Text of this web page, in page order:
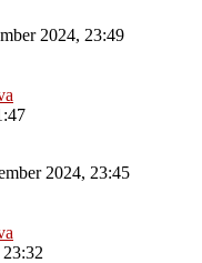
2024, 23:49
2024, 23:45